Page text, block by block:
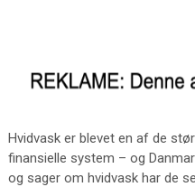
Hvidvask er blevet en af de
finansielle system – og
og sager om hvidvask har de